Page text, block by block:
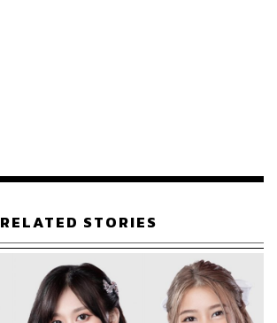
319
ABOUT THE AUTHOR
RELATED STORIES